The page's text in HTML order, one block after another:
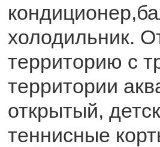
холодильник.
территорию с
территории
открытый,
теннисные